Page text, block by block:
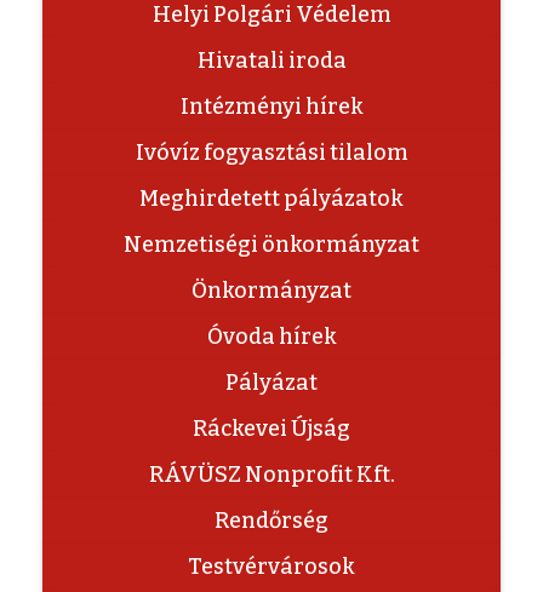
Helyi Polgári Védelem
Hivatali iroda
Intézményi hírek
Ivóvíz fogyasztási tilalom
Meghirdetett pályázatok
Nemzetiségi önkormányzat
Önkormányzat
Óvoda hírek
Pályázat
Ráckevei Újság
RÁVÜSZ Nonprofit Kft.
Rendőrség
Testvérvárosok